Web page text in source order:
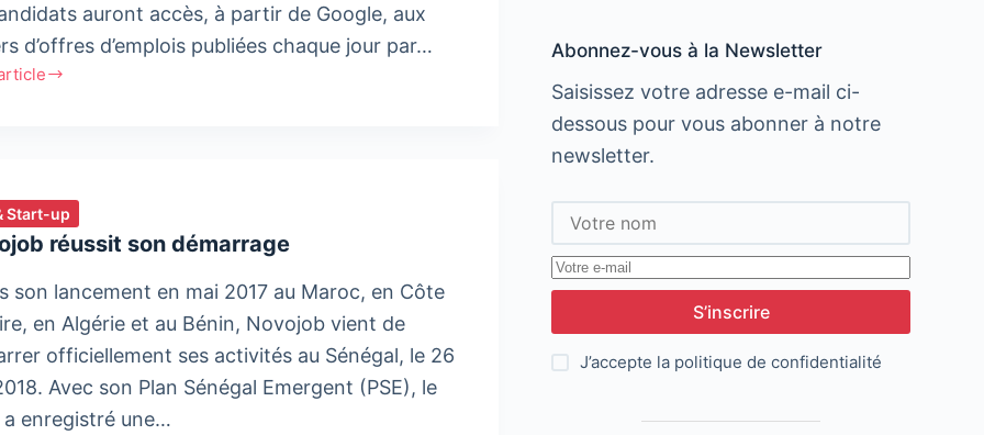
auront accès, à partir de Google, aux
d’offres d’emplois publiées chaque jour par…
Start-up
réussit son démarrage
son lancement en mai 2017 au Maroc, en Côte
en Algérie et au Bénin, Novojob vient de
officiellement ses activités au Sénégal, le 26
Avec son Plan Sénégal Emergent (PSE), le
a enregistré une…
Abonnez-vous à la Newsletter
Saisissez votre adresse e-mail ci-
dessous pour vous abonner à notre
newsletter.
S’inscrire
J’accepte la politique de confidentialité